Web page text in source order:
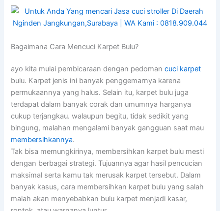
Bagaimana Cara Mencuci Karpet Bulu?
ayo kita mulai pembicaraan dengan pedomancuci karpet
bulu. Karpet jenis ini banyak penggemarnya karena
permukaannya yang halus. Selain itu, karpet bulu juga
terdapat dalam banyak corak dan umumnya harganya
cukup terjangkau. walaupun begitu, tidak sedikit yang
bingung, malahan mengalami banyak gangguan saat mau
membersihkannya.
Tak bisa memungkirinya, membersihkan karpet bulu mesti
dengan berbagai strategi. Tujuannya agar hasil pencucian
maksimal serta kamu tak merusak karpet tersebut. Dalam
banyak kasus, cara membersihkan karpet bulu yang salah
malah akan menyebabkan bulu karpet menjadi kasar,